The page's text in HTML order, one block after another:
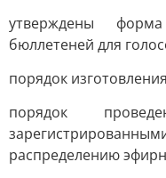
утверждены
бюллетеней для
порядок
порядок
распределению